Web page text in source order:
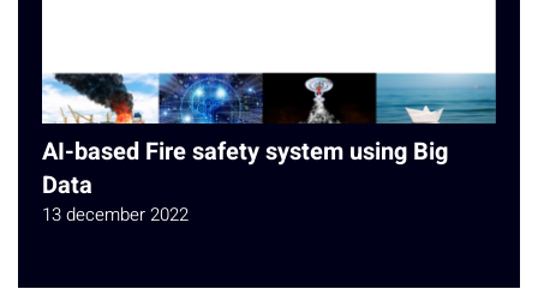
AI-based Fire safety system using Big
Data
13 december 2022